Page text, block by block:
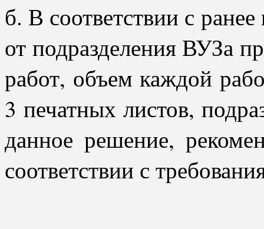
б. В соответствии с
от подразделения ВУЗа
работ, объем каждой
3 печатных листов,
данное решение,
соответствии с